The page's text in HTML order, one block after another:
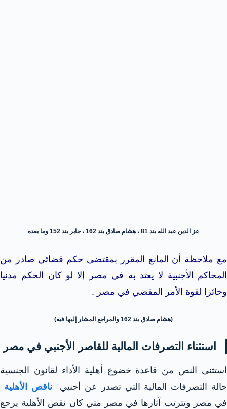
عز الدين عبد الله بند 81 ، هشام صادق بند 162 ، جابر بند 152 وما بعده
مع ملاحظة أن المانع المقرر بمقتضى حكم قضائي صادر من
المحاكم الأجنبية لا يعتد به في مصر إلا لو كان الحكم مدنيا
وحائزا لقوة الأمر المقضي في مصر .
(هشام صادق بند 162 والمراجع المشار إليها فيه)
استثناء التصرفات المالية للقاصر الأجنبي في مصر
استثنى النص من قاعدة خضوع أهلية الأداء لقانون الجنسية
حالة التصرفات المالية التي تصدر عن أجنبيناقص الأهلية
في مصر وتترتب آثارها في مصر متي كان نقص الأهلية يرجع